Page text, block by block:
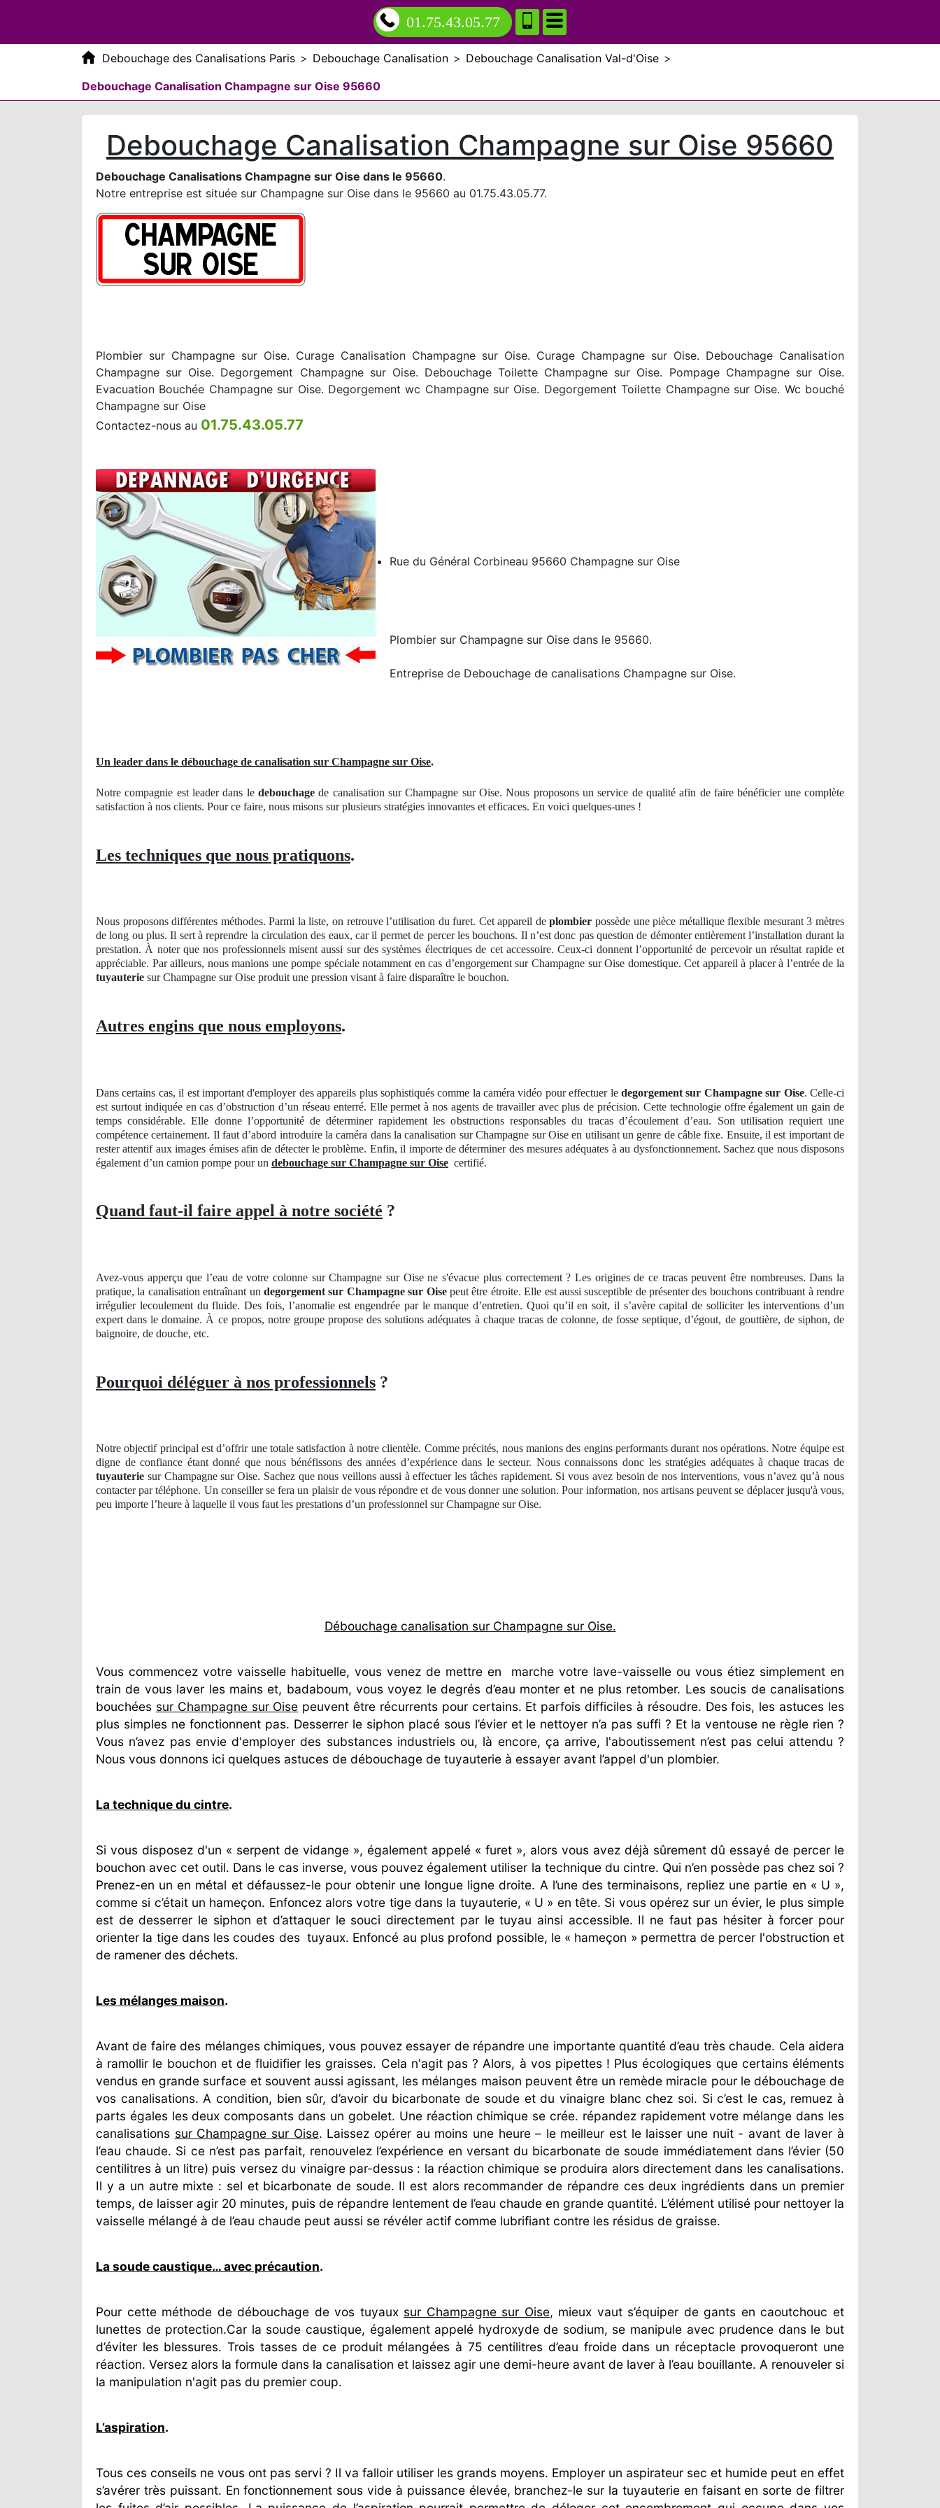
01.75.43.05.77
Debouchage des Canalisations Paris > Debouchage Canalisation > Debouchage Canalisation Val-d'Oise >
Debouchage Canalisation Champagne sur Oise 95660
Debouchage Canalisation Champagne sur Oise 95660
Debouchage Canalisations Champagne sur Oise dans le 95660.
Notre entreprise est située sur Champagne sur Oise dans le 95660 au 01.75.43.05.77.
Plombier sur Champagne sur Oise. Curage Canalisation Champagne sur Oise. Curage Champagne sur Oise. Debouchage Canalisation
Champagne sur Oise. Degorgement Champagne sur Oise. Debouchage Toilette Champagne sur Oise. Pompage Champagne sur Oise.
Evacuation Bouchée Champagne sur Oise. Degorgement wc Champagne sur Oise. Degorgement Toilette Champagne sur Oise. Wc bouché
Champagne sur Oise
Contactez-nous au 01.75.43.05.77
Rue du Général Corbineau 95660 Champagne sur Oise
Plombier sur Champagne sur Oise dans le 95660.
Entreprise de Debouchage de canalisations Champagne sur Oise.
Un leader dans le débouchage de canalisation sur Champagne sur Oise.
Notre compagnie est leader dans le debouchage de canalisation sur Champagne sur Oise. Nous proposons un service de qualité afin de faire bénéficier une complète
satisfaction à nos clients. Pour ce faire, nous misons sur plusieurs stratégies innovantes et efficaces. En voici quelques-unes !
Les techniques que nous pratiquons.
Nous proposons différentes méthodes. Parmi la liste, on retrouve l’utilisation du furet. Cet appareil deplombier possède une pièce métallique flexible mesurant 3 mètres
de long ou plus. Il sert à reprendre la circulation des eaux, car il permet de percer les bouchons. Il n’est donc pas question de démonter entièrement l’installation durant la
prestation. À noter que nos professionnels misent aussi sur des systèmes électriques de cet accessoire. Ceux-ci donnent l’opportunité de percevoir un résultat rapide et
appréciable. Par ailleurs, nous manions une pompe spéciale notamment en cas d’engorgement sur Champagne sur Oise domestique. Cet appareil à placer à l’entrée de la
tuyauterie sur Champagne sur Oise produit une pression visant à faire disparaître le bouchon.
Autres engins que nous employons.
Dans certains cas, il est important d'employer des appareils plus sophistiqués comme la caméra vidéo pour effectuer ledegorgement sur Champagne sur Oise. Celle-ci
est surtout indiquée en cas d’obstruction d’un réseau enterré. Elle permet à nos agents de travailler avec plus de précision. Cette technologie offre également un gain de
temps considérable. Elle donne l’opportunité de déterminer rapidement les obstructions responsables du tracas d’écoulement d’eau. Son utilisation requiert une
compétence certainement. Il faut d’abord introduire la caméra dans la canalisation sur Champagne sur Oise en utilisant un genre de câble fixe. Ensuite, il est important de
rester attentif aux images émises afin de détecter le problème. Enfin, il importe de déterminer des mesures adéquates à au dysfonctionnement. Sachez que nous disposons
également d’un camion pompe pour un debouchage sur Champagne sur Oise certifié.
Quand faut-il faire appel à notre société ?
Avez-vous apperçu que l’eau de votre colonne sur Champagne sur Oise ne s'évacue plus correctement ? Les origines de ce tracas peuvent être nombreuses. Dans la
pratique, la canalisation entraînant un degorgement sur Champagne sur Oisepeut être étroite. Elle est aussi susceptible de présenter des bouchons contribuant à rendre
irrégulier lecoulement du fluide. Des fois, l’anomalie est engendrée par le manque d’entretien. Quoi qu’il en soit, il s’avère capital de solliciter les interventions d’un
expert dans le domaine. À ce propos, notre groupe propose des solutions adéquates à chaque tracas de colonne, de fosse septique, d’égout, de gouttière, de siphon, de
baignoire, de douche, etc.
Pourquoi déléguer à nos professionnels ?
Notre objectif principal est d’offrir une totale satisfaction à notre clientèle. Comme précités, nous manions des engins performants durant nos opérations. Notre équipe est
digne de confiance étant donné que nous bénéfissons des années d’expérience dans le secteur. Nous connaissons donc les stratégies adéquates à chaque tracas de
tuyauterie sur Champagne sur Oise. Sachez que nous veillons aussi à effectuer les tâches rapidement. Si vous avez besoin de nos interventions, vous n’avez qu’à nous
contacter par téléphone. Un conseiller se fera un plaisir de vous répondre et de vous donner une solution. Pour information, nos artisans peuvent se déplacer jusqu'à vous,
peu importe l’heure à laquelle il vous faut les prestations d’un professionnel sur Champagne sur Oise.
Débouchage canalisation sur Champagne sur Oise.
Vous commencez votre vaisselle habituelle, vous venez de mettre en
marche votre lave-vaisselle ou vous étiez simplement en
train de vous laver les mains et, badaboum, vous voyez le degrés d’eau monter et ne plus retomber. Les soucis de canalisations
bouchées sur Champagne sur Oise peuvent être récurrents pour certains. Et parfois difficiles à résoudre. Des fois, les astuces les
plus simples ne fonctionnent pas. Desserrer le siphon placé sous l’évier et le nettoyer n’a pas suffi ? Et la ventouse ne règle rien ?
Vous n’avez pas envie d'employer des substances industriels ou, là encore, ça arrive, l'aboutissement n’est pas celui attendu ?
Nous vous donnons ici quelques astuces de débouchage de tuyauterie à essayer avant l’appel d'un plombier.
La technique du cintre.
Si vous disposez d'un « serpent de vidange », également appelé « furet », alors vous avez déjà sûrement dû essayé de percer le
bouchon avec cet outil. Dans le cas inverse, vous pouvez également utiliser la technique du cintre. Qui n’en possède pas chez soi ?
Prenez-en un en métal et défaussez-le pour obtenir une longue ligne droite. A l’une des terminaisons, repliez une partie en « U »,
comme si c’était un hameçon. Enfoncez alors votre tige dans la tuyauterie, « U » en tête. Si vous opérez sur un évier, le plus simple
est de desserrer le siphon et d’attaquer le souci directement par le tuyau ainsi accessible. Il ne faut pas hésiter à forcer pour
orienter la tige dans les coudes des tuyaux. Enfoncé au plus profond possible, le « hameçon » permettra de percer l'obstruction et
de ramener des déchets.
Les mélanges maison.
Avant de faire des mélanges chimiques, vous pouvez essayer de répandre une importante quantité d’eau très chaude. Cela aidera
à ramollir le bouchon et de fluidifier les graisses. Cela n'agit pas ? Alors, à vos pipettes ! Plus écologiques que certains éléments
vendus en grande surface et souvent aussi agissant, les mélanges maison peuvent être un remède miracle pour le débouchage de
vos canalisations. A condition, bien sûr, d’avoir du bicarbonate de soude et du vinaigre blanc chez soi. Si c’est le cas, remuez à
parts égales les deux composants dans un gobelet. Une réaction chimique se crée. répandez rapidement votre mélange dans les
canalisations sur Champagne sur Oise. Laissez opérer au moins une heure – le meilleur est le laisser une nuit - avant de laver à
l’eau chaude. Si ce n’est pas parfait, renouvelez l’expérience en versant du bicarbonate de soude immédiatement dans l’évier (50
centilitres à un litre) puis versez du vinaigre par-dessus : la réaction chimique se produira alors directement dans les canalisations.
Il y a un autre mixte : sel et bicarbonate de soude. Il est alors recommander de répandre ces deux ingrédients dans un premier
temps, de laisser agir 20 minutes, puis de répandre lentement de l’eau chaude en grande quantité. L’élément utilisé pour nettoyer la
vaisselle mélangé à de l’eau chaude peut aussi se révéler actif comme lubrifiant contre les résidus de graisse.
La soude caustique… avec précaution.
Pour cette méthode de débouchage de vos tuyaux sur Champagne sur Oise, mieux vaut s’équiper de gants en caoutchouc et
lunettes de protection.Car la soude caustique, également appelé hydroxyde de sodium, se manipule avec prudence dans le but
d’éviter les blessures. Trois tasses de ce produit mélangées à 75 centilitres d’eau froide dans un réceptacle provoqueront une
réaction. Versez alors la formule dans la canalisation et laissez agir une demi-heure avant de laver à l’eau bouillante. A renouveler si
la manipulation n'agit pas du premier coup.
L’aspiration.
Tous ces conseils ne vous ont pas servi ? Il va falloir utiliser les grands moyens. Employer un aspirateur sec et humide peut en effet
s’avérer très puissant. En fonctionnement sous vide à puissance élevée, branchez-le sur la tuyauterie en faisant en sorte de filtrer